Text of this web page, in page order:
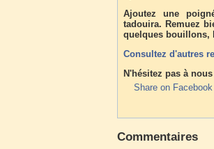
Ajoutez une
tadouira. Remuez
quelques bouillons,
Consultez d'autres
N'hésitez pas à
Share on Facebook
Commentaires